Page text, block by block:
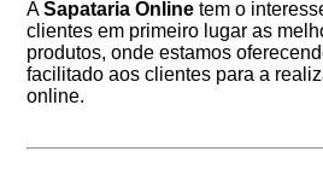
ASapataria Online tem o
clientes em primeiro lugar as
produtos, onde estamos
facilitado aos clientes para a
online.